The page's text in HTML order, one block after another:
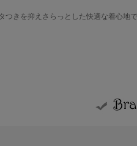
きを抑えさらっとした快適な着心地で